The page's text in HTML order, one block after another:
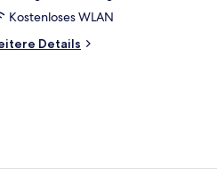
Kostenloses WLAN
Details